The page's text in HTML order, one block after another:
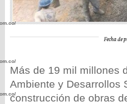
Fecha de
Más de 19 mil millones
Ambiente y Desarrollos
construcción de obras
wp-
wp-
wp-